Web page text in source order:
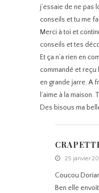
j’essaie de ne pas
conseils et tu me
Merci à toi et
conseils et tes
Et ça n’a rien en
commandé et reçu
en grande jarre. A
l’aime à la maison.
Des bisous ma
25 janvier
Coucou
Ben elle